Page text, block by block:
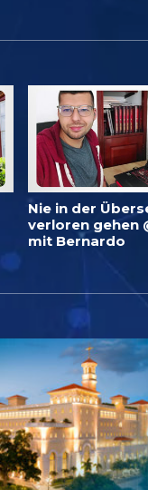
Nie in der
verloren gehen
mit Bernardo